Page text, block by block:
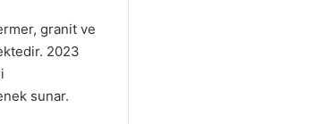
granit ve
2023
sunar.